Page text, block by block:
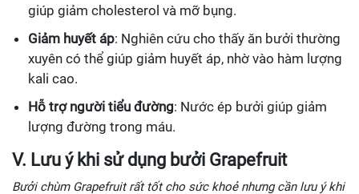
giúp giảm cholesterol và mỡ bụng.
Giảm huyết áp: Nghiên cứu cho thấy ăn bưởi thường
xuyên có thể giúp giảm huyết áp, nhờ vào hàm lượng
kali cao.
Hỗ trợ người tiểu đường: Nước ép bưởi giúp giảm
lượng đường trong máu.
V. Lưu ý khi sử dụng bưởi Grapefruit
Bưởi chùm Grapefruit rất tốt cho sức khoẻ nhưng cần lưu ý khi